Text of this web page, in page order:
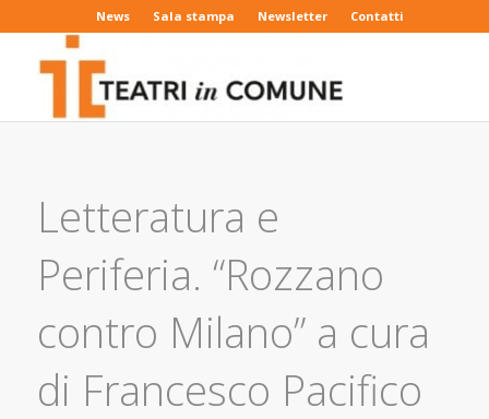
News Sala stampa Newsletter Contatti
Letteratura e
Periferia. “Rozzano
contro Milano” a cura
di Francesco Pacifico